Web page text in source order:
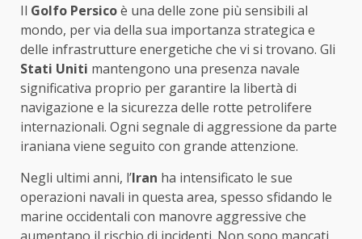
Il Golfo Persicoè una delle zone più sensibili al
mondo, per via della sua importanza strategica e
delle infrastrutture energetiche che vi si trovano. Gli
Stati Uniti mantengono una presenza navale
significativa proprio per garantire la libertà di
navigazione e la sicurezza delle rotte petrolifere
internazionali. Ogni segnale di aggressione da parte
iraniana viene seguito con grande attenzione.
Negli ultimi anni, l’Iran ha intensificato le sue
operazioni navali in questa area, spesso sfidando le
marine occidentali con manovre aggressive che